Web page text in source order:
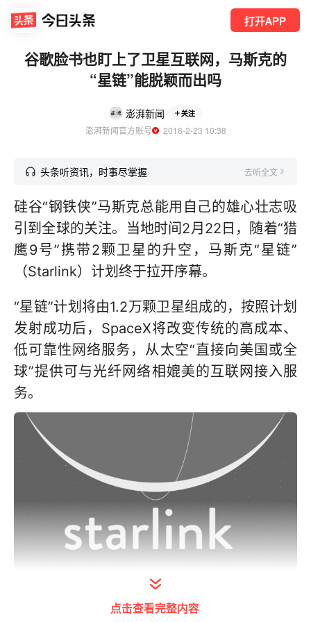
打开APP
谷歌脸书也盯上了卫星互联网，马斯克的
“星链”能脱颖而出吗
澎湃新闻 关注
澎湃新闻官方账号
  2018-2-23 10:38
头条听资讯，时事尽掌握 去听全文
硅谷“钢铁侠”马斯克总能用自己的雄心壮志吸
引到全球的关注。当地时间2月22日，随着“猎
鹰9号”携带2颗卫星的升空，马斯克“星链”
（Starlink）计划终于拉开序幕。
“星链”计划将由1.2万颗卫星组成的，按照计划
发射成功后，SpaceX将改变传统的高成本、
低可靠性网络服务，从太空“直接向美国或全
球”提供可与光纤网络相媲美的互联网接入服
务。
点击查看完整内容